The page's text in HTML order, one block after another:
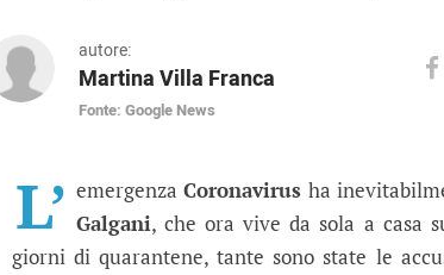
autore:
Martina Villa Franca
Fonte: Google News
Uomini e Donne, Gemma è
Anche in questa drammatica situazione,
L’ emergenzaCoronavirus ha
Galgani, che ora vive da sola a casa
giorni di quarantene, tante sono state le